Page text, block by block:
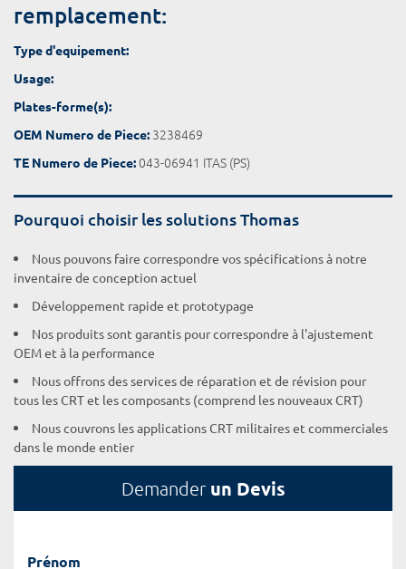
remplacement:
Type d'equipement:
Usage:
Plates-forme(s):
OEM Numero de Piece: 3238469
TE Numero de Piece:043-06941 ITAS (PS)
Pourquoi choisir les solutions Thomas
Nous pouvons faire correspondre vos spécifications à notre
inventaire de conception actuel
Développement rapide et prototypage
Nos produits sont garantis pour correspondre à l'ajustement
OEM et à la performance
Nous offrons des services de réparation et de révision pour
tous les CRT et les composants (comprend les nouveaux CRT)
Nous couvrons les applications CRT militaires et commerciales
dans le monde entier
Demander un Devis
Prénom